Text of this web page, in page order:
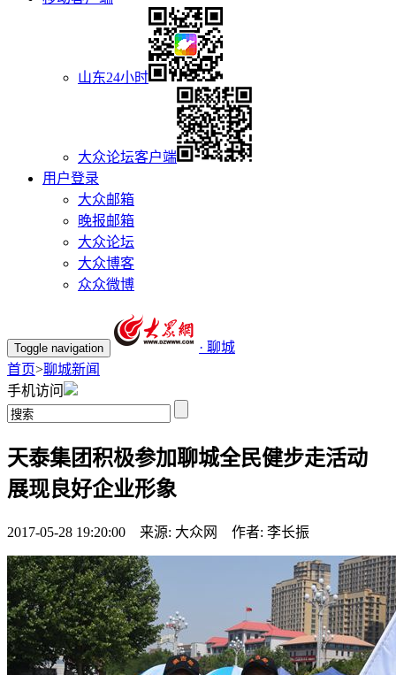
山东24小时
大众论坛客户端
用户登录
大众邮箱
晚报邮箱
大众论坛
大众博客
众众微博
Toggle navigation
· 聊城
首页>聊城新闻
手机访问
天泰集团积极参加聊城全民健步走活动
展现良好企业形象
2017-05-28 19:20:00 来源: 大众网 作者: 李长振